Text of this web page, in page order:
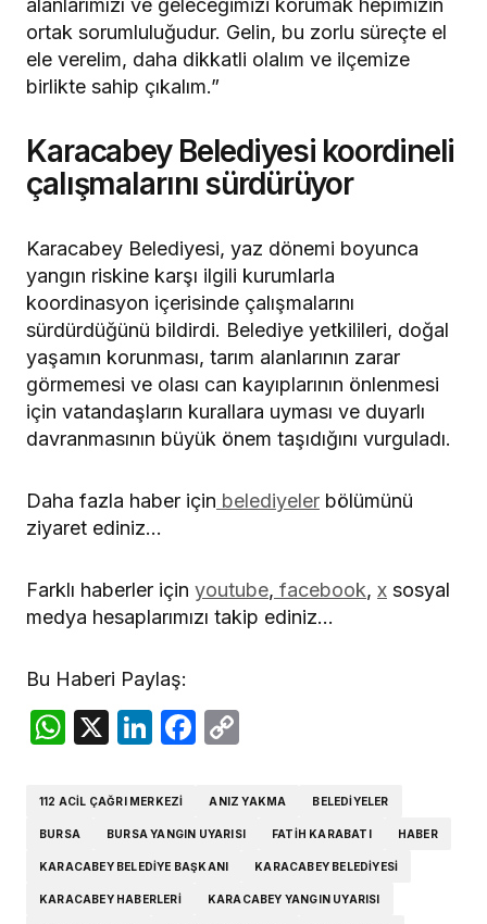
alanlarımızı ve geleceğimizi korumak hepimizin
ortak sorumluluğudur. Gelin, bu zorlu süreçte el
ele verelim, daha dikkatli olalım ve ilçemize
birlikte sahip çıkalım.”
Karacabey Belediyesi koordineli
çalışmalarını sürdürüyor
Karacabey Belediyesi, yaz dönemi boyunca
yangın riskine karşı ilgili kurumlarla
koordinasyon içerisinde çalışmalarını
sürdürdüğünü bildirdi. Belediye yetkilileri, doğal
yaşamın korunması, tarım alanlarının zarar
görmemesi ve olası can kayıplarının önlenmesi
için vatandaşların kurallara uyması ve duyarlı
davranmasının büyük önem taşıdığını vurguladı.
Daha fazla haber için belediyeler bölümünü
ziyaret ediniz…
Farklı haberler için youtube, facebook, x sosyal
medya hesaplarımızı takip ediniz…
Bu Haberi Paylaş:
WhatsApp
X LinkedIn
Facebook
112 ACIL ÇAĞRI MERKEZI ANIZ YAKMA BELEDIYELER
BURSA BURSA YANGIN UYARISI FATIH KARABATI HABER
KARACABEY BELEDIYE BAŞKANI KARACABEY BELEDIYESI
KARACABEY HABERLERI KARACABEY YANGIN UYARISI